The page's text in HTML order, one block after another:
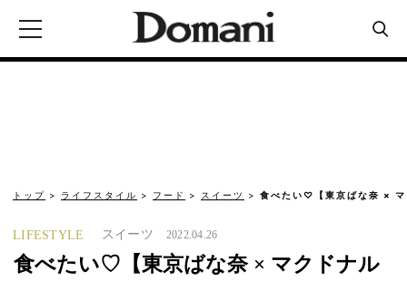
トップ ライフスタイル フード スイーツ 食べたい♡【東京ばな奈 × マ
LIFESTYLE スイーツ 2022.04.26
食べたい♡【東京ばな奈 × マクドナル